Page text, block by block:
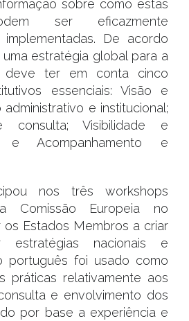
sobre como estas
ser eficazmente
De acordo
estratégia global para a
deve ter em conta cinco
essenciais: Visão e
e institucional;
consulta; Visibilidade e
e Acompanhamento e
nos três workshops
Comissão Europeia no
Estados Membros a criar
estratégias nacionais e
português foi usado como
práticas relativamente aos
e envolvimento dos
por base a experiência e